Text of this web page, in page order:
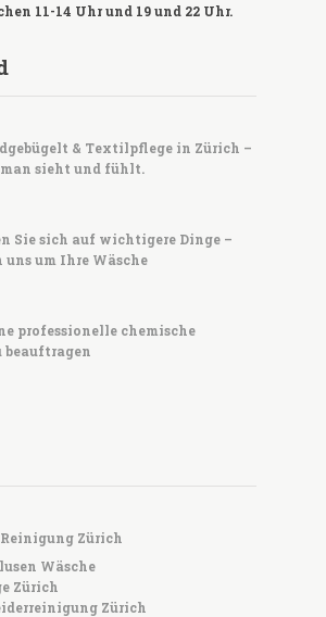
11-14 Uhr und 19 und 22 Uhr.
& Textilpflege in Zürich –
sieht und fühlt.
Sie sich auf wichtigere Dinge –
um Ihre Wäsche
professionelle chemische
beauftragen
Zürich
Wäsche
Zürich
Zürich